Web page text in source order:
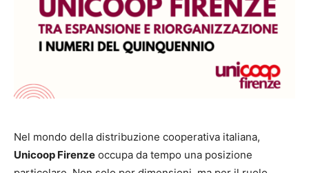
Nel mondo della distribuzione cooperativa italiana,
Unicoop Firenze occupa da tempo una posizione